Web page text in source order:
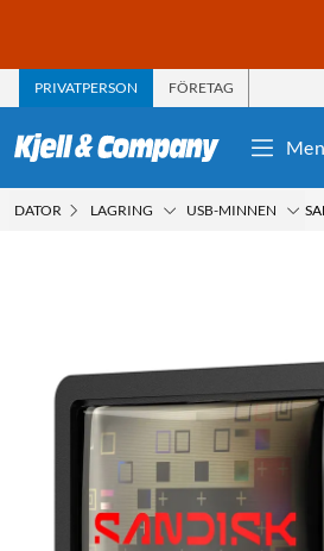
PRIVATPERSON FÖRETAG
DATOR LAGRING USB-MINNEN